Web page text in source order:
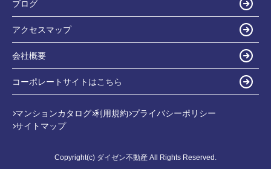
ブログ
アクセスマップ
会社概要
コーポレートサイトはこちら
マンションカタログ 利用規約 プライバシーポリシー
サイトマップ
Copyright(c) ダイゼン不動産 All Rights Reserved.